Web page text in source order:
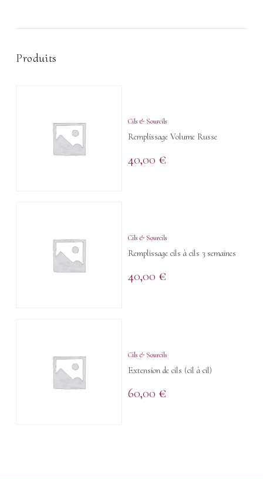
Produits
Cils & Sourcils
Remplissage Volume Russe
40,00 €
Cils & Sourcils
Remplissage cils à cils 3 semaines
40,00 €
Cils & Sourcils
Extension de cils (cil à cil)
60,00 €